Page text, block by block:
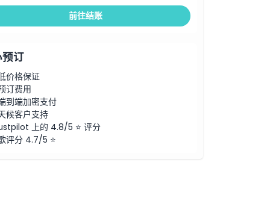
前往结账
订
价格保证
订费用
到端加密支付
候客户支持
上的 4.8/5 ⭐ 评分
评分 4.7/5 ⭐